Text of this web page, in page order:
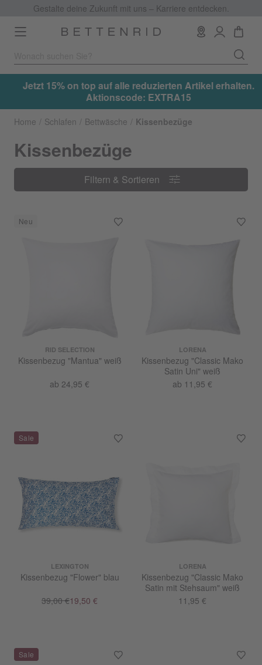
Gestalte deine Zukunft mit uns – Karriere entdecken.
Toggle
navigation
Jetzt 15% on top auf alle reduzierten Artikel erhalten.
Aktionscode: EXTRA15
Home Schlafen Bettwäsche Kissenbezüge
Kissenbezüge
Filtern & Sortieren
Filtern & Sortieren
RID SELECTION
Kissenbezug "Mantua" weiß
ab 24,95 €
LORENA
Kissenbezug "Classic Mako
Satin Uni" weiß
ab 11,95 €
LEXINGTON
Kissenbezug "Flower" blau
39,00 €19,50 €
LORENA
Kissenbezug "Classic Mako
Satin mit Stehsaum" weiß
11,95 €